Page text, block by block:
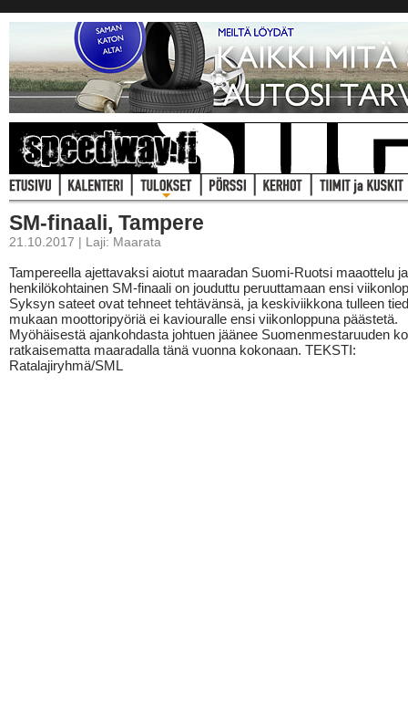
SM-finaali, Tampere
21.10.2017 | Laji: Maarata
Tampereella ajettavaksi aiotut maaradan Suomi-Ruotsi maaottelu ja
henkilökohtainen SM-finaali on jouduttu peruuttamaan ensi
Syksyn sateet ovat tehneet tehtävänsä, ja keskiviikkona tulleen
mukaan moottoripyöriä ei kaviouralle ensi viikonloppuna päästetä.
Myöhäisestä ajankohdasta johtuen jäänee Suomenmestaruuden
ratkaisematta maaradalla tänä vuonna kokonaan. TEKSTI:
Ratalajiryhmä/SML